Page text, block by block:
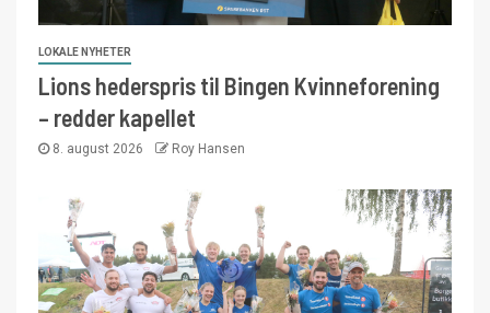
LOKALE NYHETER
Lions hederspris til Bingen Kvinneforening
– redder kapellet
8. august 2026 Roy Hansen